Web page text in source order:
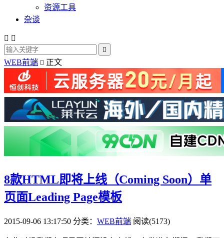
资源工具
杂谈
 

WEB前端  正文
8款HTML即将上线（Coming Soon）单
页面Leading Page模板
2015-09-06 13:17:50 分类： WEB前端 阅读(5173)